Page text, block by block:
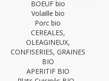
BOEUF bio
Volaille bio
Porc bio
CEREALES,
OLEAGINEUX,
CONFISERIES, GRAINES
BIO
APERITIF BIO